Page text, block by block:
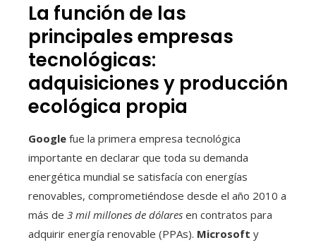
La función de las
principales empresas
tecnológicas:
adquisiciones y producción
ecológica propia
Google fue la primera empresa tecnológica
importante en declarar que toda su demanda
energética mundial se satisfacía con energías
renovables, comprometiéndose desde el año 2010 a
más de 3 mil millones de dólares en contratos para
adquirir energía renovable (PPAs). Microsoft y